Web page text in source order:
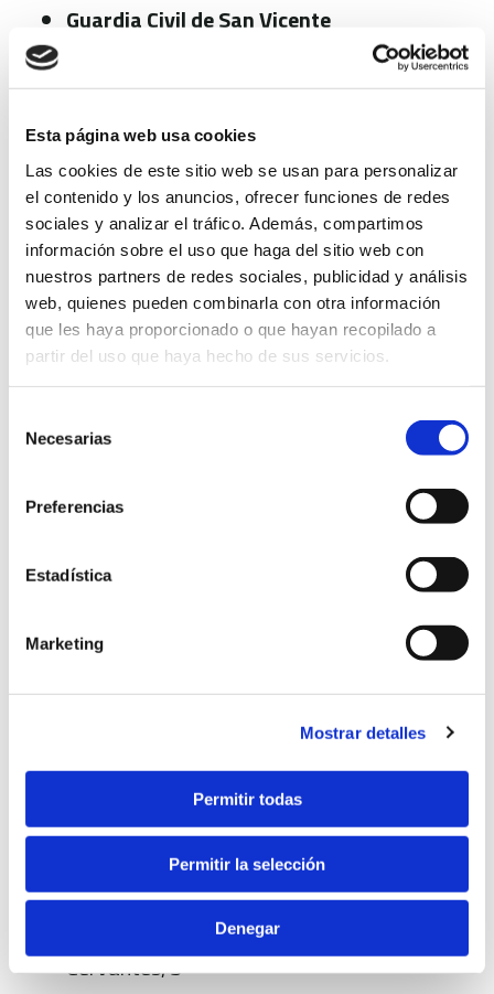
Esta página web usa cookies
Las cookies de este sitio web se usan para personalizar
el contenido y los anuncios, ofrecer funciones de redes
sociales y analizar el tráfico. Además, compartimos
información sobre el uso que haga del sitio web con
nuestros partners de redes sociales, publicidad y análisis
web, quienes pueden combinarla con otra información
que les haya proporcionado o que hayan recopilado a
partir del uso que haya hecho de sus servicios.
Necesarias
Preferencias
Estadística
Marketing
Mostrar detalles
Permitir todas
Permitir la selección
Denegar
Guardia Civil de San Vicente
Centro de Salud I
Lillo Juan, 139
Cita previa: 965 31 55 35
Urgencias: 965 31 55 45
Centro de Salud II
Urgencias: 965 31 55 80
Unidad de Salud Mental Infantil – Cita
previa: 965 31 55 76
Centro de Salud Sta. Isabel
T. 965 67 14 06
Lillo Juan, 137
T. 965 90 77 16
Asociación Jubilados y Pensionistas
Comunidad Valenciana
Cervantes, 3